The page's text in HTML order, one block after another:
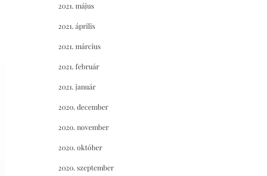
2021. május
2021. április
2021. március
2021. február
2021. január
2020. december
2020. november
2020. október
2020. szeptember